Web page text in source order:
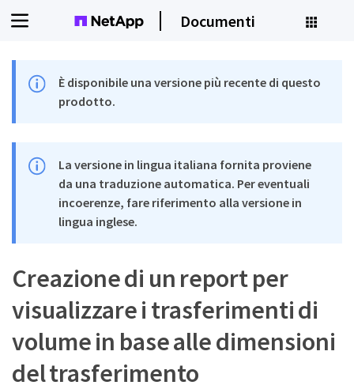
Documenti
È disponibile una versione più recente di questo
prodotto.
La versione in lingua italiana fornita proviene
da una traduzione automatica. Per eventuali
incoerenze, fare riferimento alla versione in
lingua inglese.
Creazione di un report per
visualizzare i trasferimenti di
volume in base alle dimensioni
del trasferimento